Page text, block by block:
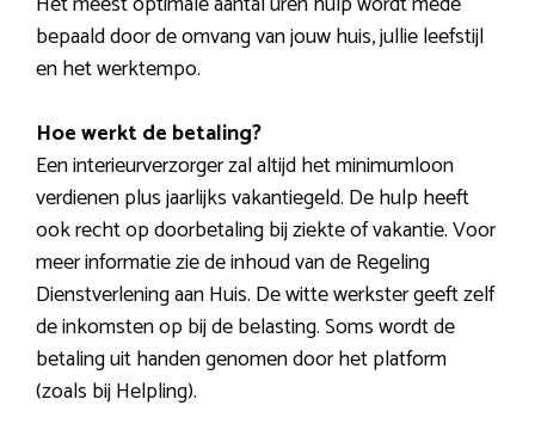
bepaald door de omvang van jouw huis, jullie leefstijl
en het werktempo.
Hoe werkt de betaling?
Een interieurverzorger zal altijd het minimumloon
verdienen plus jaarlijks vakantiegeld. De hulp heeft
ook recht op doorbetaling bij ziekte of vakantie. Voor
meer informatie zie de inhoud van de Regeling
Dienstverlening aan Huis. De witte werkster geeft zelf
de inkomsten op bij de belasting. Soms wordt de
betaling uit handen genomen door het platform
(zoals bij Helpling).